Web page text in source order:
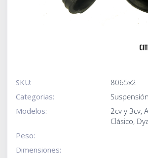
SKU:
8065x2
Categorias:
Suspensión
Modelos:
2cv y 3cv,
Clásico,
Peso:
Dimensiones: